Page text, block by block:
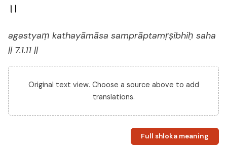
।।
agastyaṃ kathayāmāsa samprāptamṛṣibhiḥ saha
|| 7.1.11 ||
Original text view. Choose a source above to add
translations.
Full shloka meaning